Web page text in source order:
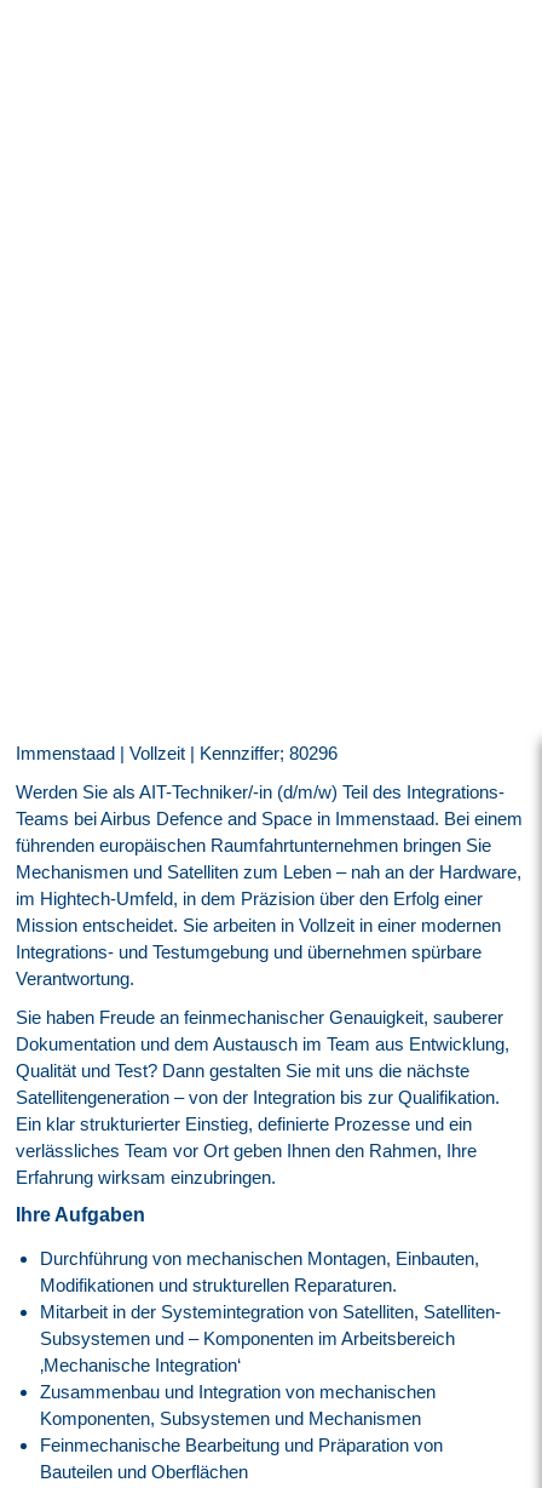
Immenstaad | Vollzeit | Kennziffer; 80296
Werden Sie als AIT-Techniker/-in (d/m/w) Teil des Integrations-
Teams bei Airbus Defence and Space in Immenstaad. Bei einem
führenden europäischen Raumfahrtunternehmen bringen Sie
Mechanismen und Satelliten zum Leben – nah an der Hardware,
im Hightech-Umfeld, in dem Präzision über den Erfolg einer
Mission entscheidet. Sie arbeiten in Vollzeit in einer modernen
Integrations- und Testumgebung und übernehmen spürbare
Verantwortung.
Sie haben Freude an feinmechanischer Genauigkeit, sauberer
Dokumentation und dem Austausch im Team aus Entwicklung,
Qualität und Test? Dann gestalten Sie mit uns die nächste
Satellitengeneration – von der Integration bis zur Qualifikation.
Ein klar strukturierter Einstieg, definierte Prozesse und ein
verlässliches Team vor Ort geben Ihnen den Rahmen, Ihre
Erfahrung wirksam einzubringen.
Ihre Aufgaben
Durchführung von mechanischen Montagen, Einbauten,
Modifikationen und strukturellen Reparaturen.
Mitarbeit in der Systemintegration von Satelliten, Satelliten-
Subsystemen und – Komponenten im Arbeitsbereich
‚Mechanische Integration‘
Zusammenbau und Integration von mechanischen
Komponenten, Subsystemen und Mechanismen
Feinmechanische Bearbeitung und Präparation von
Bauteilen und Oberflächen